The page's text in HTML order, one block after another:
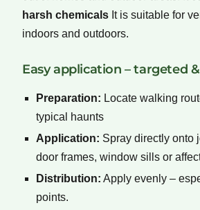
harsh chemicals It is suitable for
indoors and outdoors.
Easy application – targeted
Preparation: Locate walking
typical haunts
Application: Spray directly onto
door frames, window sills or
Distribution: Apply evenly –
points.